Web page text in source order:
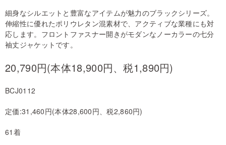
細身なシルエットと豊富なアイテムが魅力のブラックシリーズ。
伸縮性に優れたポリウレタン混素材で、アクティブな業種にも対
応します。フロントファスナー開きがモダンなノーカラーの七分
袖丈ジャケットです。
20,790円(本体18,900円、税1,890円)
BCJ0112
定価:31,460円(本体28,600円、税2,860円)
61着